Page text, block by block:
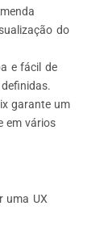
do
e fácil de
garante um
em vários
uma UX